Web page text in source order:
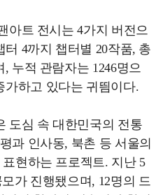
아트 전시는 4가지 버전으
4까지 챕터별 20작품, 총
누적 관람자는 1246명으
가하고 있다는 귀띔이다.
도심 속 대한민국의 전통
과 인사동, 북촌 등 서울의
현하는 프로젝트. 지난 5
가 진행됐으며, 12명의 드